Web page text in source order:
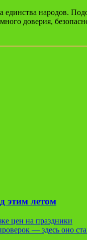
народов.
доверия,
этим летом
цен на праздники
— здесь оно